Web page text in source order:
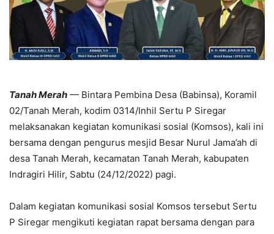
Tanah Merah — Bintara Pembina Desa (Babinsa), Koramil
02/Tanah Merah, kodim 0314/Inhil Sertu P Siregar
melaksanakan kegiatan komunikasi sosial (Komsos), kali ini
bersama dengan pengurus mesjid Besar Nurul Jama’ah di
desa Tanah Merah, kecamatan Tanah Merah, kabupaten
Indragiri Hilir, Sabtu (24/12/2022) pagi.
Dalam kegiatan komunikasi sosial Komsos tersebut Sertu
P Siregar mengikuti kegiatan rapat bersama dengan para